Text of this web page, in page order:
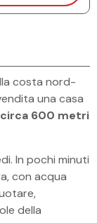
costa nord-
una casa
circa 600 metri
In pochi minuti
con acqua
della